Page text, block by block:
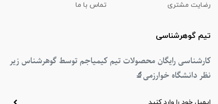
رضایت مشتری تماس با ما
تیم گوهرشناسی
کارشناسی رایگان محصولات تیم کیمیاجم توسط گوهرشناس زیر
نظر دانشگاه خوارزمی🔬